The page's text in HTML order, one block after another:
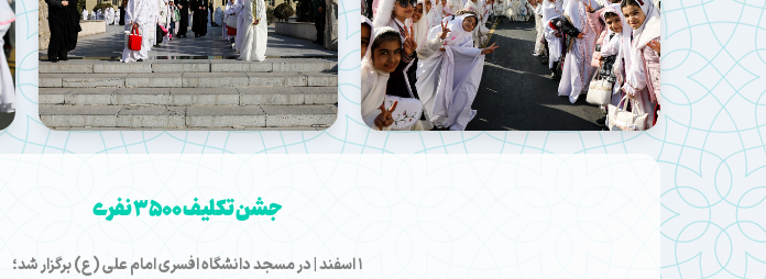
جشن تکلیف ۳۵۰۰ نفری
۱ اسفند | در مسجد دانشگاه افسری امام علی (ع) برگزار شد؛